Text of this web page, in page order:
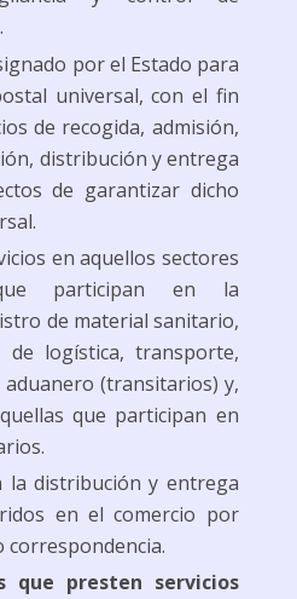
por el Estado para
universal, con el fin
de recogida, admisión,
distribución y entrega
de garantizar dicho
en aquellos sectores
participan en la
de material sanitario,
de logística, transporte,
(transitarios) y,
que participan en
la distribución y entrega
en el comercio por
que presten servicios